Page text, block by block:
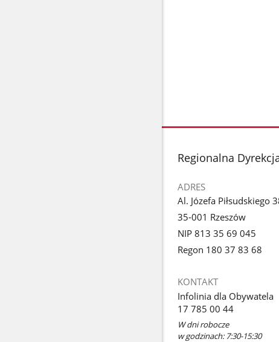
stopka
Regionalna
ADRES
Al. Józefa Piłsudskiego
35-001 Rzeszów
NIP 813 35 69 045
Regon 180 37 83 68
KONTAKT
Infolinia dla Obywatela
17 785 00 44
W dni robocze
w godzinach: 7:30-15:30